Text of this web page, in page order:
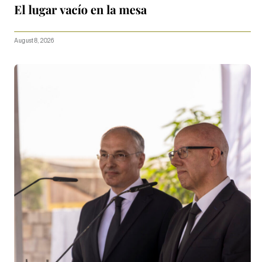
El lugar vacío en la mesa
August 8, 2026